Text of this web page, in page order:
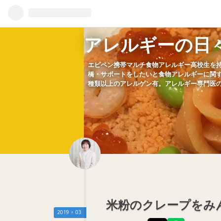
アレルギーの日
エピペン携帯マルチ食物アレルギー高校生を
橋・サポートをしたいと食物アレルギーに関
種類以上のアレルゲン有。アレルギー専門医
2019 03 米粉のクレープをみ